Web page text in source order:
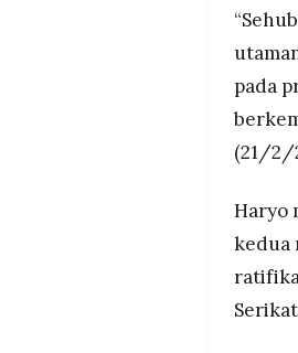
pada
(21/2/
Haryo
kedua